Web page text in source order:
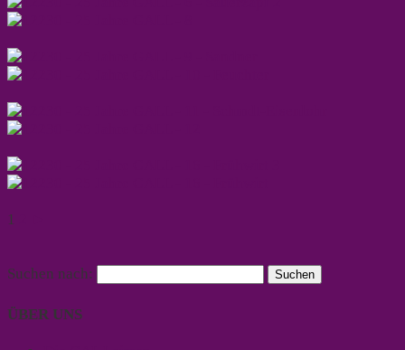
1
Suchen nach:
ÜBER UNS